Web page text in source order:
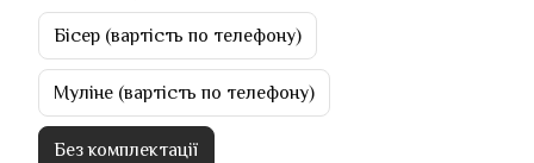
Бісер (вартість по телефону)
Муліне (вартість по телефону)
Без комплектації